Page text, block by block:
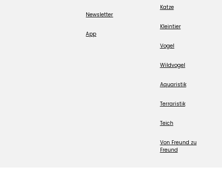
Newsletter
App
Katze
Kleintier
Vogel
Wildvogel
Aquaristik
Terraristik
Teich
Von Freund zu
Freund